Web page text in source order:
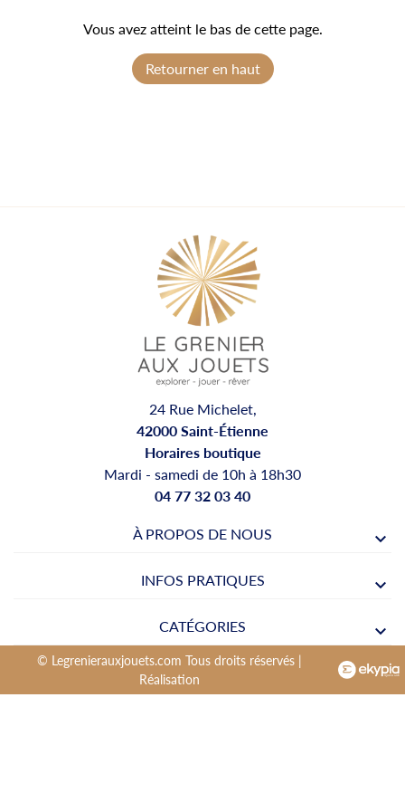
Vous avez atteint le bas de cette page.
Retourner en haut
24 Rue Michelet,
42000 Saint-Étienne
Horaires boutique
Mardi - samedi de 10h à 18h30
04 77 32 03 40
À PROPOS DE NOUS
INFOS PRATIQUES
CATÉGORIES
© Legrenierauxjouets.com Tous droits réservés |
Réalisation